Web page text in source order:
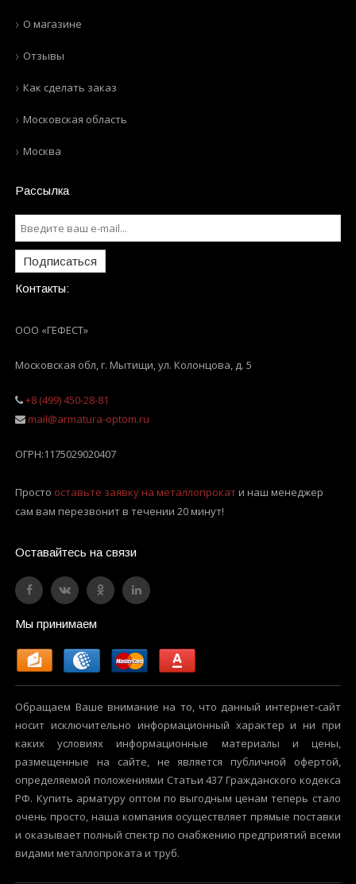
О магазине
Отзывы
Как сделать заказ
Московская область
Москва
Рассылка
Подписаться
Контакты:
ООО «ГЕФЕСТ»
Московская обл, г. Мытищи,ул. Колонцова, д. 5
+8 (499) 450-28-81
mail@armatura-optom.ru
ОГРН:1175029020407
Просто оставьте заявку на металлопрокати наш менеджер
сам вам перезвонит в течении 20 минут!
Оставайтесь на связи
Мы принимаем
Обращаем Ваше внимание на то, что данный интернет-сайт
носит исключительно информационный характер и ни при
каких условиях информационные материалы и цены,
размещенные на сайте, не является публичной офертой,
определяемой положениями Статьи 437 Гражданского кодекса
РФ. Купить арматуру оптом по выгодным ценам теперь стало
очень просто, наша компания осуществляет прямые поставки
и оказывает полный спектр по снабжению предприятий всеми
видами металлопроката и труб.